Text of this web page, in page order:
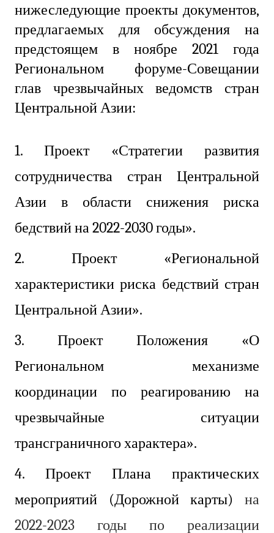
нижеследующие проекты документов,
предлагаемых для обсуждения на
предстоящем в ноябре 2021 года
Региональном форуме-Совещании
глав чрезвычайных ведомств стран
Центральной Азии:
1. Проект «Стратегии развития
сотрудничества стран Центральной
Азии в области снижения риска
бедствий на 2022-2030 годы».
2. Проект «Региональной
характеристики риска бедствий стран
Центральной Азии».
3. Проект Положения «О
Региональном механизме
координации по реагированию на
чрезвычайные ситуации
трансграничного характера».
4. Проект Плана практических
мероприятий (Дорожной
карты)на
2022-2023 годы по реализации